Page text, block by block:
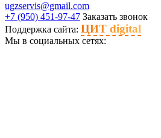
ugzservis@gmail.com
+7 (950) 451-97-47 Заказать звонок
Поддержка сайта: ЦИТ digital
Мы в социальных сетях: